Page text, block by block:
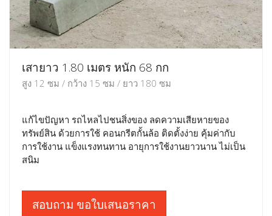
เสายาว 1.80 เมตร หนัก 68 กก
สูง 12 ซม / กว้าง 15 ซม / ยาว 180 ซม
แก้ไขปัญหา รถไหลไปชนสิ่งของ ลดความเสียหายของ
ทรัพย์สิน ด้วยการใช้ คอนกรีตกั้นล้อ ติดตั้งง่าย คุ้มค่ากับ
การใช้งาน แข็งแรงทนทาน อายุการใช้งานยาวนาน ไม่เป็น
สนิม
สอบถาม ขอใบเสนอราคา